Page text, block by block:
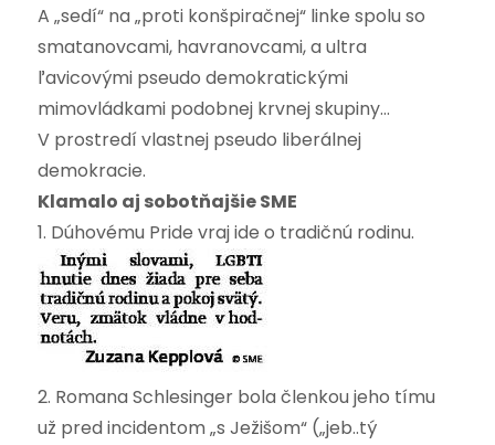
A „sedí“ na „proti konšpiračnej“ linke spolu so
smatanovcami, havranovcami, a ultra
ľavicovými pseudo demokratickými
mimovládkami podobnej krvnej skupiny…
V prostredí vlastnej pseudo liberálnej
demokracie.
Klamalo aj sobotňajšie SME
1. Dúhovému Pride vraj ide o tradičnú rodinu.
2. Romana Schlesinger bola členkou jeho tímu
už pred incidentom „s Ježišom“ („jeb..tý